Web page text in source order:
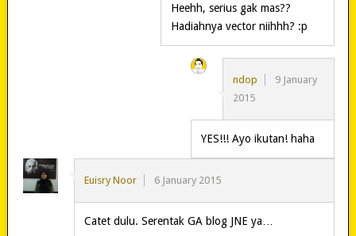
Heehh, serius gak mas??
Hadiahnya vector niihhh? :p
ndop
9 January
2015
YES!!! Ayo ikutan! haha
Euisry Noor 6 January 2015
Catet dulu. Serentak GA blog JNE ya…